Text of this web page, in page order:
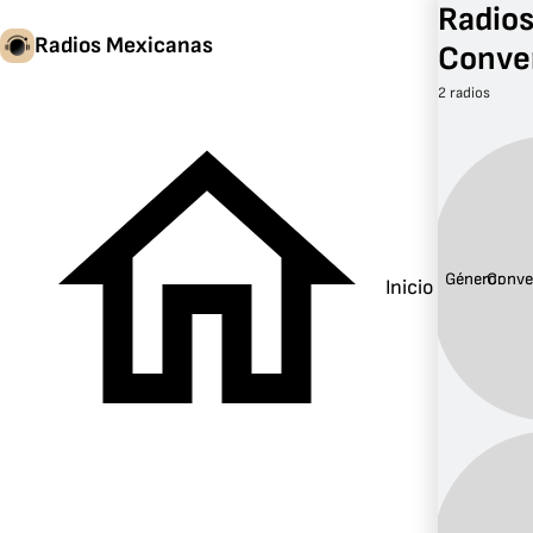
Radios Mexicanas
Inicio
2 radios
Género: